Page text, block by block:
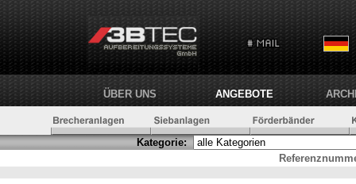
ÜBER UNS ANGEBOTE
Kategorie: